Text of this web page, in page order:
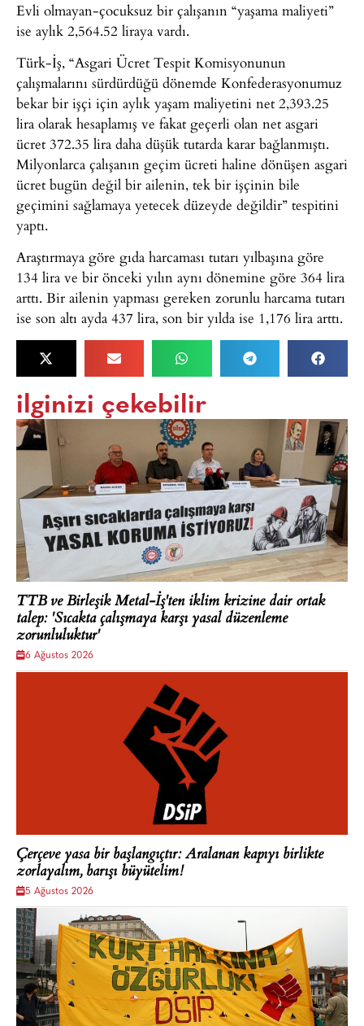
Evli olmayan-çocuksuz bir çalışanın “yaşama maliyeti”
ise aylık 2,564.52 liraya vardı.
Türk-İş, “Asgari Ücret Tespit Komisyonunun
çalışmalarını sürdürdüğü dönemde Konfederasyonumuz
bekar bir işçi için aylık yaşam maliyetini net 2,393.25
lira olarak hesaplamış ve fakat geçerli olan net asgari
ücret 372.35 lira daha düşük tutarda karar bağlanmıştı.
Milyonlarca çalışanın geçim ücreti haline dönüşen asgari
ücret bugün değil bir ailenin, tek bir işçinin bile
geçimini sağlamaya yetecek düzeyde değildir” tespitini
yaptı.
Araştırmaya göre gıda harcaması tutarı yılbaşına göre
134 lira ve bir önceki yılın aynı dönemine göre 364 lira
arttı. Bir ailenin yapması gereken zorunlu harcama tutarı
ise son altı ayda 437 lira, son bir yılda ise 1,176 lira arttı.
ilginizi çekebilir
TTB ve Birleşik Metal-İş'ten iklim krizine dair ortak
talep: 'Sıcakta çalışmaya karşı yasal düzenleme
zorunluluktur'
6 Ağustos 2026
Çerçeve yasa bir başlangıçtır: Aralanan kapıyı birlikte
zorlayalım, barışı büyütelim!
5 Ağustos 2026